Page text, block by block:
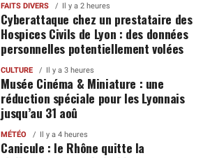
FAITS DIVERS Il y a 2 heures
Cyberattaque chez un prestataire des
Hospices Civils de Lyon : des données
personnelles potentiellement volées
CULTURE Il y a 3 heures
Musée Cinéma & Miniature : une
réduction spéciale pour les Lyonnais
jusqu’au 31 aoû
MÉTÉO Il y a 4 heures
Canicule : le Rhône quitte la